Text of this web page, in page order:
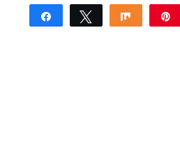
Share Tweet Share